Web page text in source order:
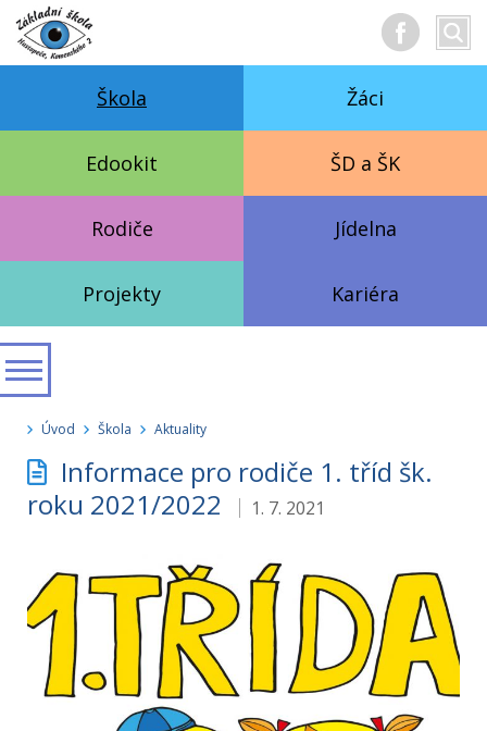
text
Škola Žáci
Edookit ŠD a ŠK
Rodiče Jídelna
Projekty Kariéra
Úvod Škola Aktuality
Informace pro rodiče 1. tříd šk.
roku 2021/2022
1. 7. 2021